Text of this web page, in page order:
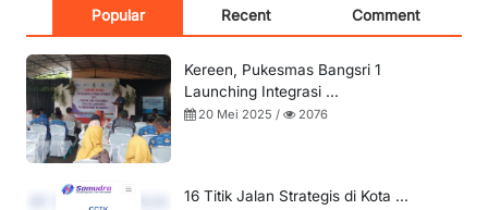
Popular Recent Comment
Kereen, Pukesmas Bangsri 1
Launching Integrasi ...
20 Mei 2025 / 2076
16 Titik Jalan Strategis di Kota ...